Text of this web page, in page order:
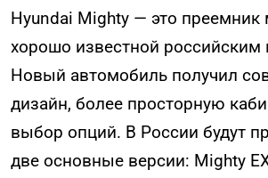
Hyundai Mighty — это преемник
хорошо известной российским
Новый автомобиль получил
дизайн, более просторную
выбор опций. В России будут
две основные версии: Mighty